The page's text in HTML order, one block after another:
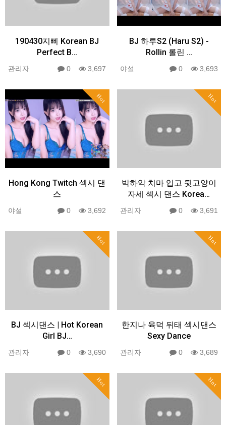
190430지삐 Korean BJ
Perfect B…
관리자 0 3,697
BJ 하루S2 (Haru S2) -
Rollin 롤린 …
야설 0 3,693
Hot
Hong Kong Twitch 섹시 댄
스
야설 0 3,692
Hot
박하악 치마 입고 뒷고양이
자세 섹시 댄스 Korea…
관리자 0 3,691
Hot
BJ 섹시댄스 | Hot Korean
Girl BJ…
관리자 0 3,690
Hot
한지나 육덕 뒤태 섹시댄스
Sexy Dance
관리자 0 3,689
Hot Hot